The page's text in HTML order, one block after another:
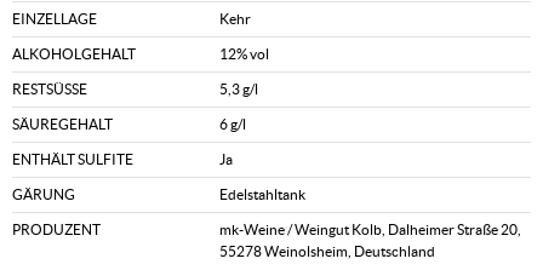
EINZELLAGE Kehr
ALKOHOLGEHALT 12% vol
RESTSÜSSE 5,3 g/l
SÄUREGEHALT 6 g/l
ENTHÄLT SULFITE Ja
GÄRUNG Edelstahltank
PRODUZENT
mk-Weine / Weingut Kolb, Dalheimer Straße 20,
55278 Weinolsheim, Deutschland